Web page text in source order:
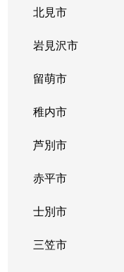
北見市
岩見沢市
留萌市
稚内市
芦別市
赤平市
士別市
三笠市